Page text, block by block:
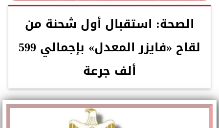
الصحة: استقبال أول شحنة من
لقاح «فايزر المعدل» بإجمالي 599
ألف جرعة